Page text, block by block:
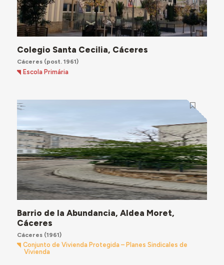
Colegio Santa Cecilia, Cáceres
Cáceres(post. 1961)
Escola Primária
Barrio de la Abundancia, Aldea Moret,
Cáceres
Cáceres(1961)
Conjunto de Vivienda Protegida – Planes Sindicales de
Vivienda